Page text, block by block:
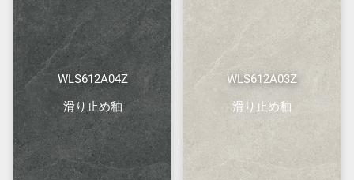
WLS612A04Z
滑り止め釉
WLS612A03Z
滑り止め釉